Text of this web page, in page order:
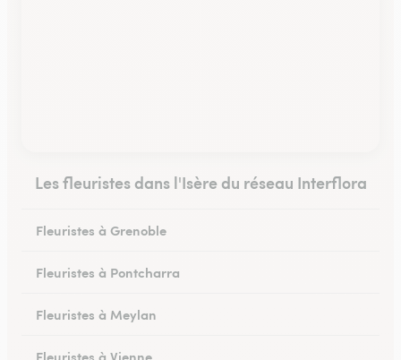
Les fleuristes dans l'Isère du réseau Interflora
Fleuristes à Grenoble
Fleuristes à Pontcharra
Fleuristes à Meylan
Fleuristes à Vienne